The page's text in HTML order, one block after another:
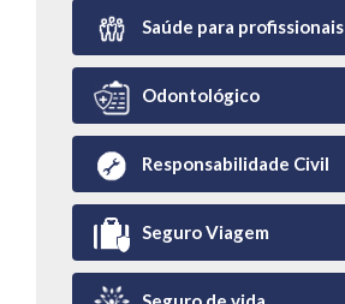
Saúde para profissionais
Odontológico
Responsabilidade Civil
Seguro Viagem